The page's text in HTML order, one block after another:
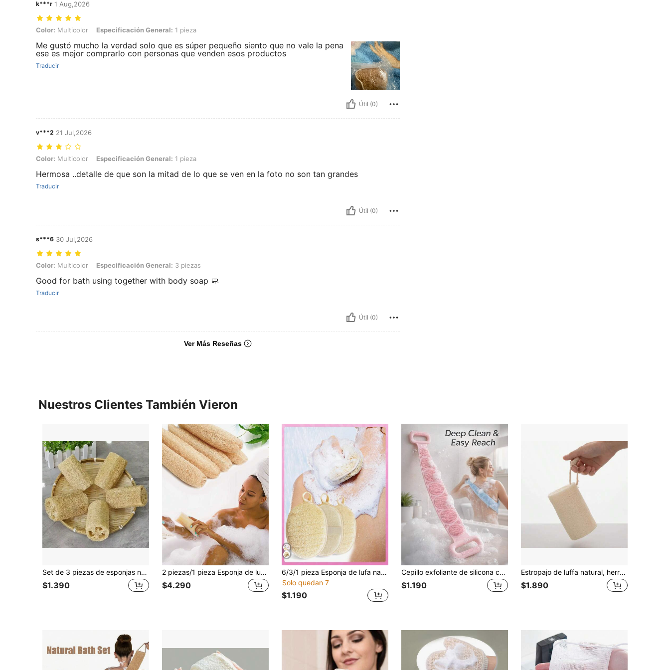
k***r 1 Aug,2026
Color: Multicolor, Especificación General: 1 pieza
Color: Multicolor Especificación General: 1 pieza
Me gustó mucho la verdad solo que es súper pequeño siento que no vale la pena
ese es mejor comprarlo con personas que venden esos productos
Traducir
Útil (0)
v***2 21 Jul,2026
Color: Multicolor, Especificación General: 1 pieza
Color: Multicolor Especificación General: 1 pieza
Hermosa ..detalle de que son la mitad de lo que se ven en la foto no son tan grandes
Traducir
Útil (0)
s***6 30 Jul,2026
Color: Multicolor, Especificación General: 3 piezas
Color: Multicolor Especificación General: 3 piezas
Good for bath using together with body soap 🧼
Traducir
Útil (0)
Ver Más Reseñas
Nuestros Clientes También Vieron
Set de 3 piezas de esponjas naturales del mar - Almohadillas exfoliantes y limpiadoras para el Body, sin fragancia, diseño minimalista, adecuadas para la cocina, el baño, el spa y el restaurante - Aptas para piel sensible en color beige claro, esenciales para spa, baño, esponja de cocina, diseño de esponja minimalista, esponja sin fragancia, esponja de baño corporal, almohadilla exfoliante corporal, accesorios de baño
$1.390
2 piezas/1 pieza Esponja de lufa natural, exfoliante fuerte para Body & espalda, para hombres & mujeres, SPA, belleza, cuidado diario del baño
$4.290
6/3/1 pieza Esponja de lufa natural, lufa de seda exfoliante para el Body, esponja de lufa natural con flor de seda, para uso de hombres, limpieza profunda en bañera y ducha para mujeres, limpieza corporal | Baño para hombres y mujeres
Solo quedan 7
$1.190
Cepillo exfoliante de silicona con mango, adecuado para el baño, material duradero, diseño práctico, Halloween, suave y cómodo para la piel, accesorio de ducha, suministros de baño, herramienta de belleza, cuidado corporal, limpieza
$1.190
Estropajo de luffa natural, herramienta de limpieza para la ducha, esponja exfoliante, esponja de masaje corporal, apta para el baño, gel de ducha, limpieza de utensilios de cocina
$1.890